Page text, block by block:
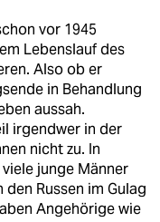
vor 1945
Lebenslauf des
Also ob er
in Behandlung
aussah.
irgendwer in der
nicht zu. In
junge Männer
Russen im Gulag
Angehörige wie